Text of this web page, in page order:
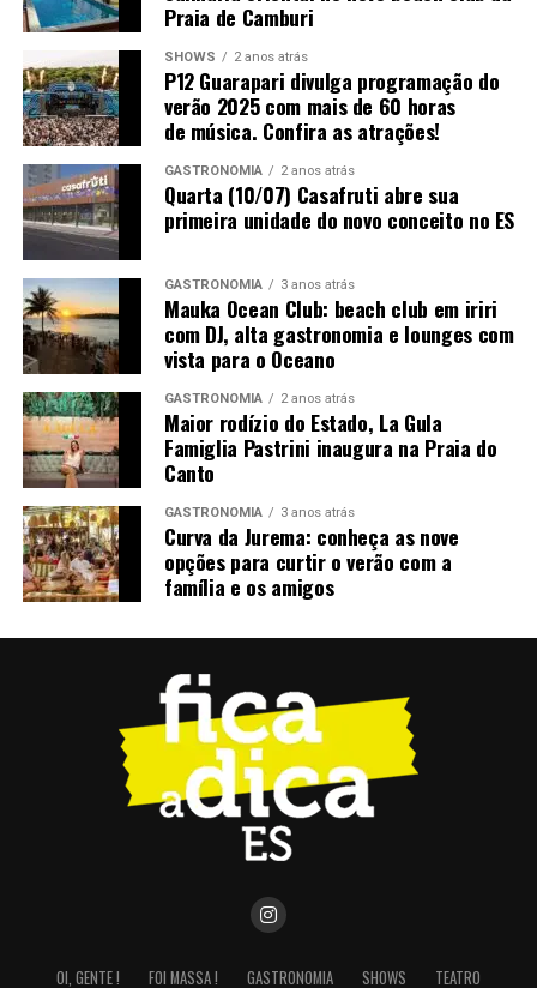
Praia de Camburi
SHOWS 2 anos atrás
P12 Guarapari divulga programação do
verão 2025 com mais de 60 horas
de música. Confira as atrações!
GASTRONOMIA 2 anos atrás
Quarta (10/07) Casafruti abre sua
primeira unidade do novo conceito no ES
GASTRONOMIA 3 anos atrás
Mauka Ocean Club: beach club em iriri
com DJ, alta gastronomia e lounges com
vista para o Oceano
GASTRONOMIA 2 anos atrás
Maior rodízio do Estado, La Gula
Famiglia Pastrini inaugura na Praia do
Canto
GASTRONOMIA 3 anos atrás
Curva da Jurema: conheça as nove
opções para curtir o verão com a
família e os amigos
OI, GENTE ! FOI MASSA ! GASTRONOMIA SHOWS TEATRO